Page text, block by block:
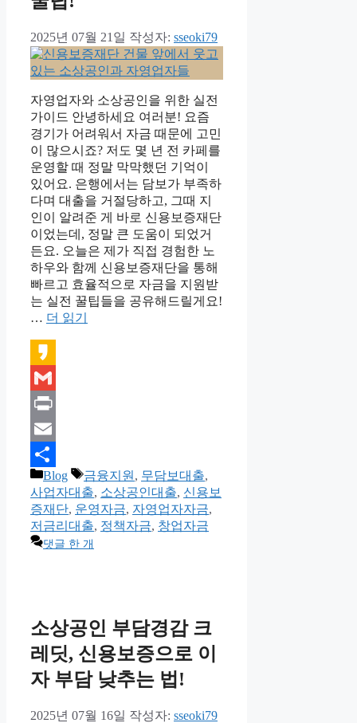
2025년 07월 21일 작성자: sseoki79
자영업자와 소상공인을 위한 실전
가이드 안녕하세요 여러분! 요즘
경기가 어려워서 자금 때문에 고민
이 많으시죠? 저도 몇 년 전 카페를
운영할 때 정말 막막했던 기억이
있어요. 은행에서는 담보가 부족하
다며 대출을 거절당하고, 그때 지
인이 알려준 게 바로 신용보증재단
이었는데, 정말 큰 도움이 되었거
든요. 오늘은 제가 직접 경험한 노
하우와 함께 신용보증재단을 통해
빠르고 효율적으로 자금을 지원받
는 실전 꿀팁들을 공유해드릴게요!
… 더 읽기
Kakao
Gmail
Print
Email
Share
카
테
고
리
Blog
태
그
금융지원 , 무담보대출,
사업자대출, 소상공인대출, 신용보
증재단, 운영자금, 자영업자자금,
저금리대출, 정책자금, 창업자금
댓글 한 개
소상공인 부담경감 크
레딧, 신용보증으로 이
자 부담 낮추는 법!
2025년 07월 16일 작성자: sseoki79